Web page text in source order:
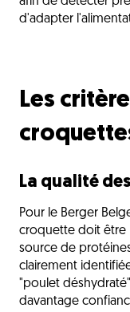
d'adapter
Les
La qualité
Pour le Berger
croquette doit être
source de
clairement
"poulet
davantage